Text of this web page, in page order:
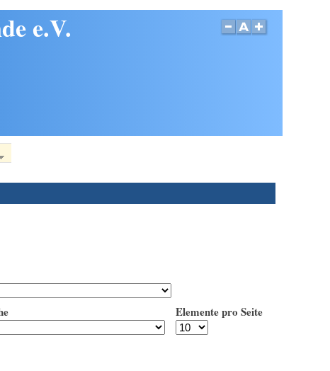
e.V.
Elemente pro Seite